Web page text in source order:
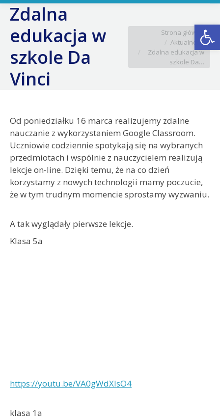
Zdalna
edukacja w
szkole Da
Vinci
Jesteś tutaj:Strona główna
Aktualności
Zdalna edukacja w
szkole Da…
Od poniedziałku 16 marca realizujemy zdalne
nauczanie z wykorzystaniem Google Classroom.
Uczniowie codziennie spotykają się na wybranych
przedmiotach i wspólnie z nauczycielem realizują
lekcje on-line. Dzięki temu, że na co dzień
korzystamy z nowych technologii mamy poczucie,
że w tym trudnym momencie sprostamy wyzwaniu.
A tak wyglądały pierwsze lekcje.
Klasa 5a
https://youtu.be/VA0gWdXlsO4
klasa 1a